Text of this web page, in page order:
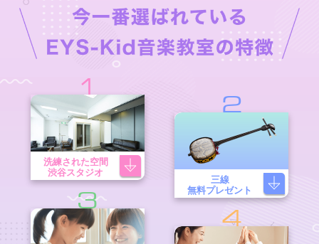
1
洗練された空間
渋谷スタジオ
2
三線
無料プレゼント
3
4